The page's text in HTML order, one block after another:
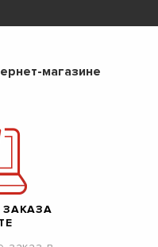
магазине